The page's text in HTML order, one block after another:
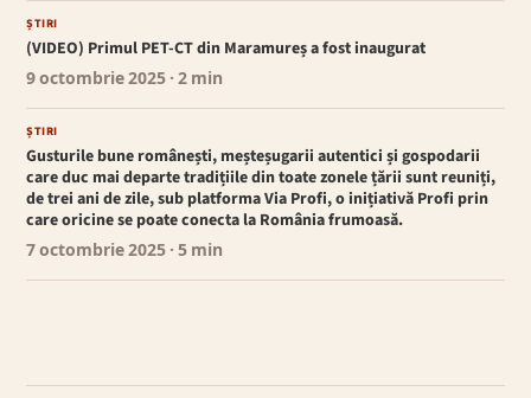
ȘTIRI
(VIDEO) Primul PET-CT din Maramureș a fost inaugurat
9 octombrie 2025 · 2 min
ȘTIRI
Gusturile bune românești, meșteșugarii autentici și gospodarii
care duc mai departe tradițiile din toate zonele țării sunt reuniți,
de trei ani de zile, sub platforma Via Profi, o inițiativă Profi prin
care oricine se poate conecta la România frumoasă.
7 octombrie 2025 · 5 min